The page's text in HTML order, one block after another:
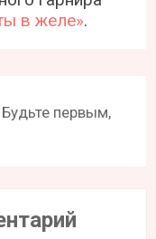
в желе».
первым,